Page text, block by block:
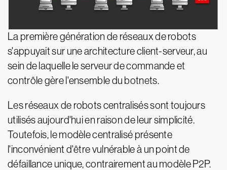
La première génération de réseaux de robots
s'appuyait sur une architecture client-serveur, au
sein de laquelle le serveur de commande et
contrôle gère l'ensemble du botnets.
Les réseaux de robots centralisés sont toujours
utilisés aujourd'hui en raison de leur simplicité.
Toutefois, le modèle centralisé présente
l'inconvénient d'être vulnérable à un point de
défaillance unique, contrairement au modèle P2P.